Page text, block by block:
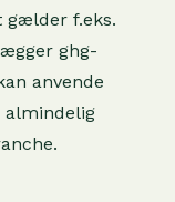
gælder f.eks.
ghg-
anvende
almindelig